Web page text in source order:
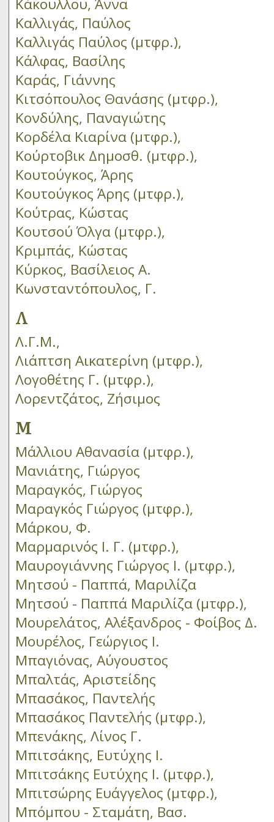
Κάκουλλου, Άννα
Καλλιγάς, Παύλος
Καλλιγάς Παύλος (μτφρ.),
Κάλφας, Βασίλης
Καράς, Γιάννης
Κιτσόπουλος Θανάσης (μτφρ.),
Κονδύλης, Παναγιώτης
Κορδέλα Κιαρίνα (μτφρ.),
Κούρτοβικ Δημοσθ. (μτφρ.),
Κουτούγκος, Άρης
Κουτούγκος Άρης (μτφρ.),
Κούτρας, Κώστας
Κουτσού Όλγα (μτφρ.),
Κριμπάς, Κώστας
Κύρκος, Βασίλειος Α.
Κωνσταντόπουλος, Γ.
Λ
Λ.Γ.Μ.,
Λιάπτση Αικατερίνη (μτφρ.),
Λογοθέτης Γ. (μτφρ.),
Λορεντζάτος, Ζήσιμος
Μ
Μάλλιου Αθανασία (μτφρ.),
Μανιάτης, Γιώργος
Μαραγκός, Γιώργος
Μαραγκός Γιώργος (μτφρ.),
Μάρκου, Φ.
Μαρμαρινός Ι. Γ. (μτφρ.),
Μαυρογιάννης Γιώργος Ι. (μτφρ.),
Μητσού - Παππά, Μαριλίζα
Μητσού - Παππά Μαριλίζα (μτφρ.),
Μουρελάτος, Αλέξανδρος - Φοίβος Δ.
Μουρέλος, Γεώργιος Ι.
Μπαγιόνας, Αύγουστος
Μπαλτάς, Αριστείδης
Μπασάκος, Παντελής
Μπασάκος Παντελής (μτφρ.),
Μπενάκης, Λίνος Γ.
Μπιτσάκης, Ευτύχης Ι.
Μπιτσάκης Ευτύχης Ι. (μτφρ.),
Μπιτσώρης Ευάγγελος (μτφρ.),
Μπόμπου - Σταμάτη, Βασ.